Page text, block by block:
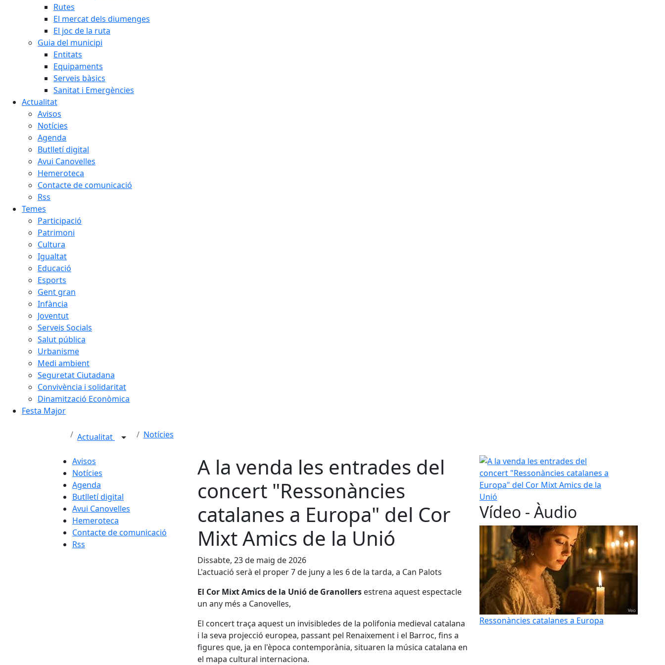
Rutes
El mercat dels diumenges
El joc de la ruta
Guia del municipi
Entitats
Equipaments
Serveis bàsics
Sanitat i Emergències
Actualitat
Avisos
Notícies
Agenda
Butlletí digital
Avui Canovelles
Hemeroteca
Contacte de comunicació
Rss
Temes
Participació
Patrimoni
Cultura
Igualtat
Educació
Esports
Gent gran
Infància
Joventut
Serveis Socials
Salut pública
Urbanisme
Medi ambient
Seguretat Ciutadana
Convivència i solidaritat
Dinamització Econòmica
Festa Major
Actualitat Notícies
Avisos
Notícies
Agenda
Butlletí digital
Avui Canovelles
Hemeroteca
Contacte de comunicació
Rss
A la venda les entrades del
concert "Ressonàncies
catalanes a Europa" del Cor
Mixt Amics de la Unió
Dissabte, 23 de maig de 2026
L'actuació serà el proper 7 de juny a les 6 de la tarda, a Can Palots
El Cor Mixt Amics de la Unió de Granollers estrena aquest espectacle
un any més a Canovelles,
El concert traça aquest un invisibledes de la polifonia medieval catalana
i la seva projecció europea, passant pel Renaixement i el Barroc, fins a
figures que, ja en l'època contemporània, situaren la música catalana en
el mapa cultural internaciona.
A la venda les entrades del concert
Vídeo - Àudio
Ressonàncies catalanes a Europa